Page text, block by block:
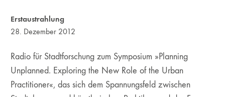
Erstaustrahlung
28. Dezember 2012
Radio für Stadtforschung zum Symposium »Planning
Unplanned. Exploring the New Role of the Urban
Practitioner«, das sich dem Spannungsfeld zwischen